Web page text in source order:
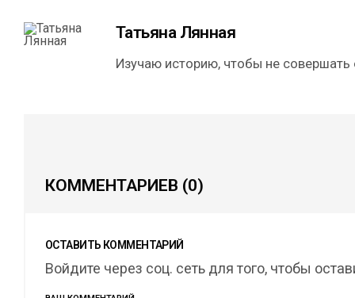
Татьяна Лянная
Изучаю историю, чтобы не
КОММЕНТАРИЕВ (0)
ОСТАВИТЬ КОММЕНТАРИЙ
Войдите через соц. сеть для того, чтобы